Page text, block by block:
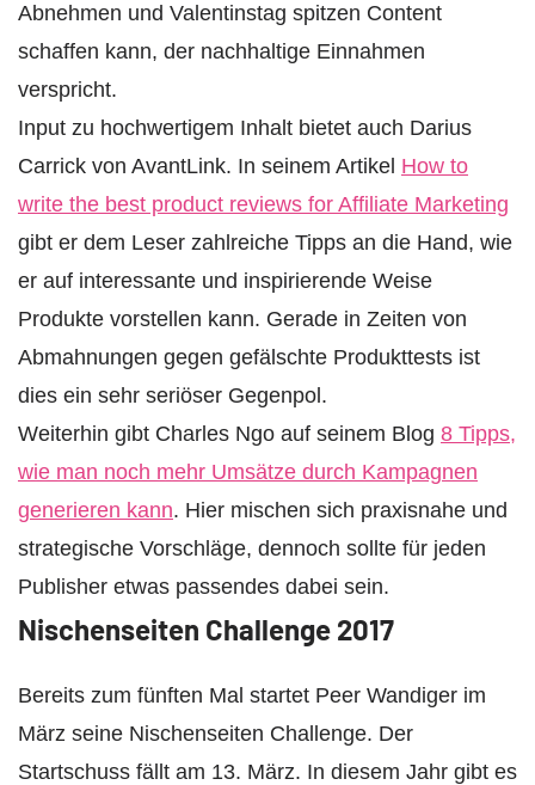
Abnehmen und Valentinstag spitzen Content
schaffen kann, der nachhaltige Einnahmen
verspricht.
Input zu hochwertigem Inhalt bietet auch Darius
Carrick von AvantLink. In seinem Artikel How to
write the best product reviews for Affiliate Marketing
gibt er dem Leser zahlreiche Tipps an die Hand, wie
er auf interessante und inspirierende Weise
Produkte vorstellen kann. Gerade in Zeiten von
Abmahnungen gegen gefälschte Produkttests ist
dies ein sehr seriöser Gegenpol.
Weiterhin gibt Charles Ngo auf seinem Blog 8 Tipps,
wie man noch mehr Umsätze durch Kampagnen
generieren kann. Hier mischen sich praxisnahe und
strategische Vorschläge, dennoch sollte für jeden
Publisher etwas passendes dabei sein.
Nischenseiten Challenge 2017
Bereits zum fünften Mal startet Peer Wandiger im
März seine Nischenseiten Challenge. Der
Startschuss fällt am 13. März. In diesem Jahr gibt es